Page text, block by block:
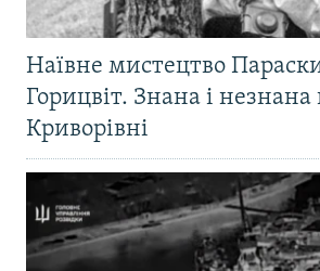
Наївне мистецтво
Горицвіт. Знана і незнана
Криворівні